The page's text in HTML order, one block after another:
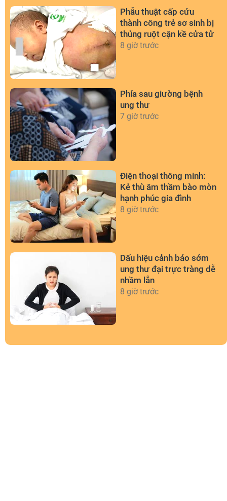
Phẫu thuật cấp cứu
thành công trẻ sơ sinh bị
thủng ruột cận kề cửa tử
8 giờ trước
Phía sau giường bệnh
ung thư
7 giờ trước
Điện thoại thông minh:
Kẻ thù âm thầm bào mòn
hạnh phúc gia đình
8 giờ trước
Dấu hiệu cảnh báo sớm
ung thư đại trực tràng dễ
nhầm lẫn
8 giờ trước